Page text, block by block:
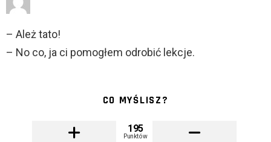
– Ależ tato!
– No co, ja ci pomogłem odrobić lekcje.
CO MYŚLISZ?
195
Punktów